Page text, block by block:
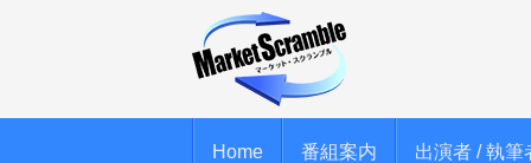
Home 番組案内 出演者 / 執筆